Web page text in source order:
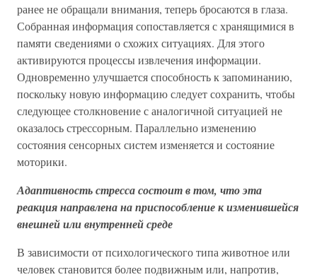
ранее не обращали внимания, теперь бросаются в глаза.
Собранная информация сопоставляется с хранящимися в
памяти сведениями о схожих ситуациях. Для этого
активируются процессы извлечения информации.
Одновременно улучшается способность к запоминанию,
поскольку новую информацию следует сохранить, чтобы
следующее столкновение с аналогичной ситуацией не
оказалось стрессорным. Параллельно изменению
состояния сенсорных систем изменяется и состояние
моторики.
Адаптивность стресса состоит в том, что эта
реакция направлена на приспособление к изменившейся
внешней или внутренней среде
В зависимости от психологического типа животное или
человек становится более подвижным или, напротив,